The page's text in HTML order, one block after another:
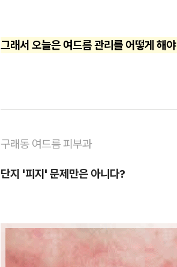
그래서 오늘은 여드름 관리를 어떻게 해
구래동 여드름 피부과
단지 '피지' 문제만은 아니다?